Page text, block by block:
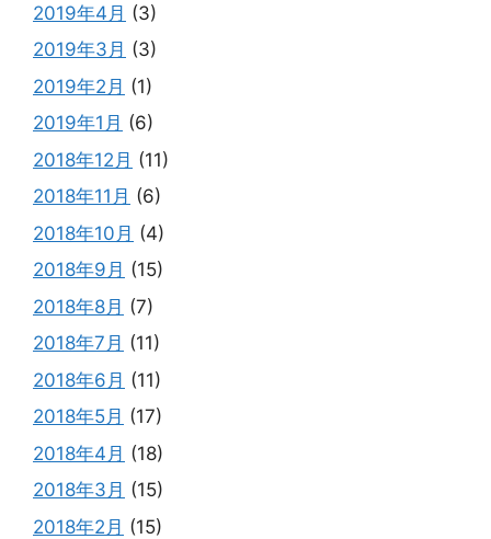
2019年4月 (3)
2019年3月 (3)
2019年2月 (1)
2019年1月 (6)
2018年12月 (11)
2018年11月 (6)
2018年10月 (4)
2018年9月 (15)
2018年8月 (7)
2018年7月 (11)
2018年6月 (11)
2018年5月 (17)
2018年4月 (18)
2018年3月 (15)
2018年2月 (15)